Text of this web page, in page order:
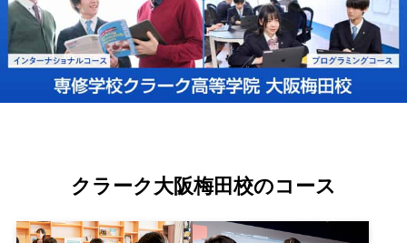
クラーク大阪梅田校のコース